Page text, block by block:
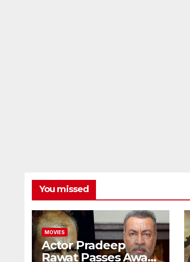
You missed
MOVIES
Actor Pradeep
Rawat Passes Away: